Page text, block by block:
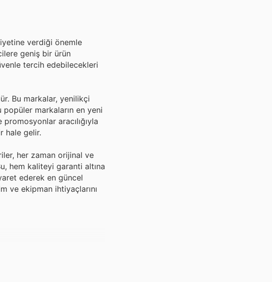
verdiği önemle
geniş bir ürün
tercih edebilecekleri
Bu markalar, yenilikçi
popüler markaların en yeni
aracılığıyla
hale gelir.
her zaman orijinal ve
hem kaliteyi garanti altına
ederek en güncel
ve ekipman ihtiyaçlarını